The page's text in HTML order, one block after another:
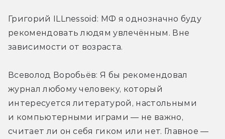
Григорий ILLnessoid: МФ я однозначно буду
рекомендовать людям увлечённым. Вне
зависимости от возраста.
Всеволод Воробьёв: Я бы рекомендовал
журнал любому человеку, который
интересуется литературой, настольными
и компьютерными играми — не важно,
считает ли он себя гиком или нет. Главное —